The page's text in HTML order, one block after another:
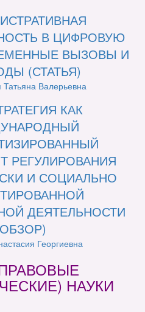
В ЦИФРОВУЮ
ВЫЗОВЫ И
(СТАТЬЯ)
Татьяна Валерьевна
КАК
РЕГУЛИРОВАНИЯ
И СОЦИАЛЬНО
ДЕЯТЕЛЬНОСТИ
Георгиевна
НАУКИ